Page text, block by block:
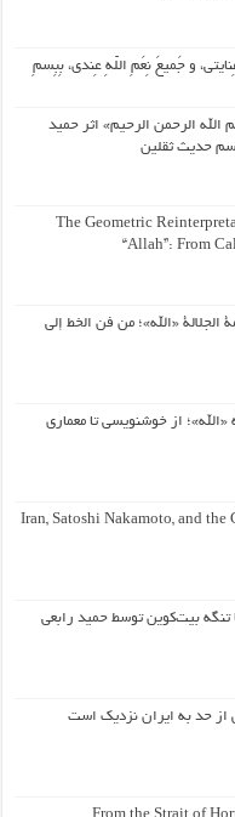
و جَمیعَ نِعَمِ اللّهِ عِندی، بِبِسمِ
الله الرحمن الرحیم» اثر حمید
حدیث ثقلین
The Geometric
“Allah”: From
الجلالة «الله»؛ من فن الخط إلى
«الله»؛ از خوشنویسی تا معماری
Iran, Satoshi Nakamoto, and the
تنگه بیت‌کوین توسط حمید رابعی
از حد به ایران نزدیک است